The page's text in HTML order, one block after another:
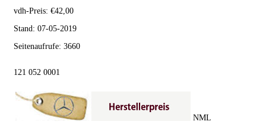
vdh-Preis: €42,00
Stand: 07-05-2019
Seitenaufrufe: 3660
121 052 0001
NML